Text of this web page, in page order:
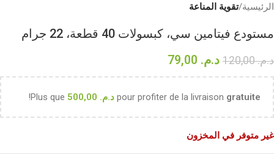
الرئيسية تقوية المناعة
مستودع فيتامين سي، كبسولات 40 قطعة، 22 جرام
د.م.120,00 د.م.
Plus que د.م. pour profiter de la livraison gratuite
!
غير متوفر في المخزون